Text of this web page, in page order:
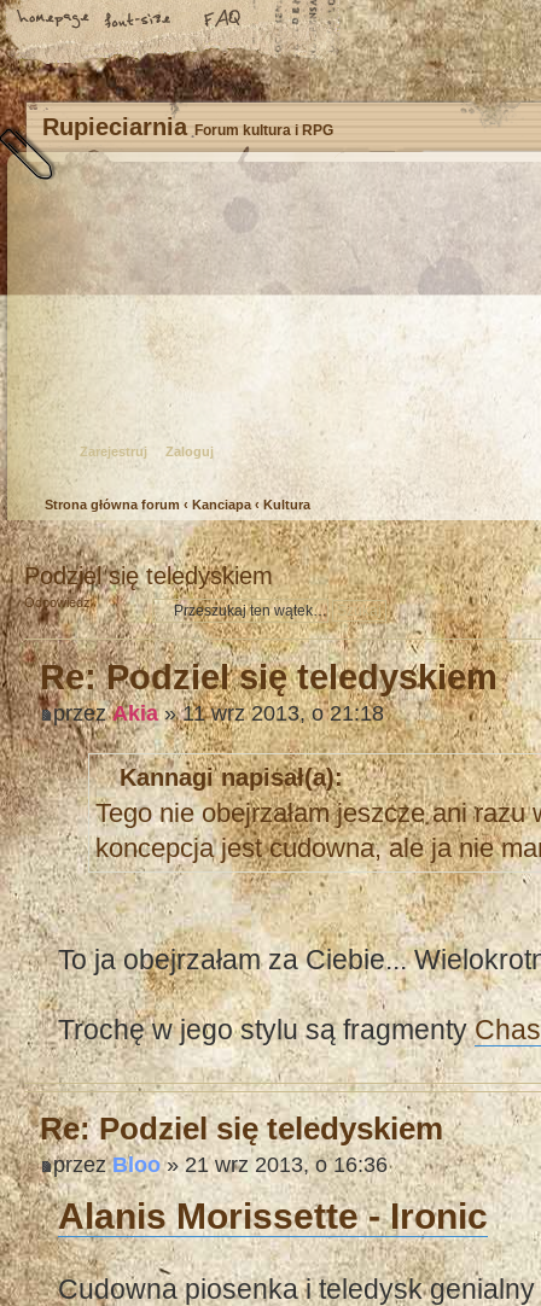
Rupieciarnia Forum kultura i RPG
Zarejestruj Zaloguj
Strona główna forum ‹ Kanciapa ‹ Kultura
Podziel się teledyskiem
Odpowiedz
Re: Podziel się teledyskiem
przezAkia» 11 wrz 2013, o 21:18
Kannagi napisał(a):
Tego nie obejrzałam jeszcze ani razu
koncepcja jest cudowna, ale ja nie
To ja obejrzałam za Ciebie...
Trochę w jego stylu są fragmenty
Re: Podziel się teledyskiem
przezBloo» 21 wrz 2013, o 16:36
Alanis Morissette - Ironic
Cudowna piosenka i teledysk